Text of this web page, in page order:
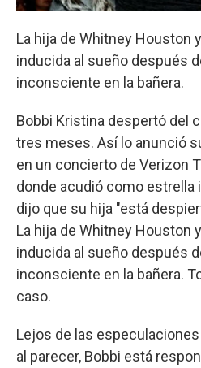
La hija de Whitney Houston
inducida al sueño después
inconsciente en la bañera.
Bobbi Kristina despertó del
tres meses. Así lo anunció
en un concierto de Verizon
donde acudió como estrella
dijo que su hija "está
La hija de Whitney Houston
inducida al sueño después
inconsciente en la bañera.
caso.
Lejos de las
al parecer, Bobbi está